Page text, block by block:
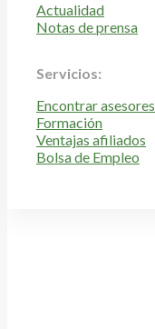
Actualidad
Notas de prensa
Servicios:
Encontrar asesores
Formación
Ventajas afiliados
Bolsa de Empleo